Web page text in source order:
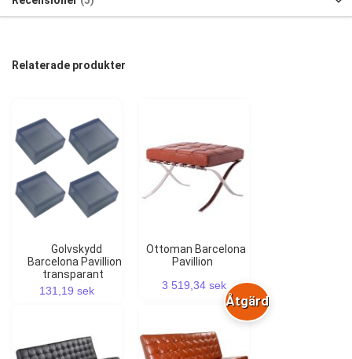
Relaterade produkter
Golvskydd
Barcelona Pavillion
transparant
131,19 sek
Ottoman Barcelona
Pavillion
3 519,34 sek
Åtgärd